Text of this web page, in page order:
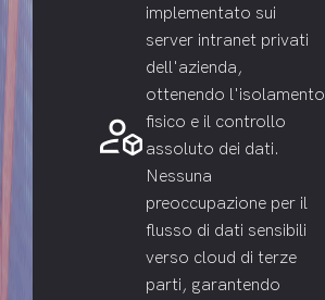
deployed_code_account
implementato sui
server intranet privati
dell'azienda,
ottenendo l'isolamento
fisico e il controllo
assoluto dei dati.
Nessuna
preoccupazione per il
flusso di dati sensibili
verso cloud di terze
parti, garantendo